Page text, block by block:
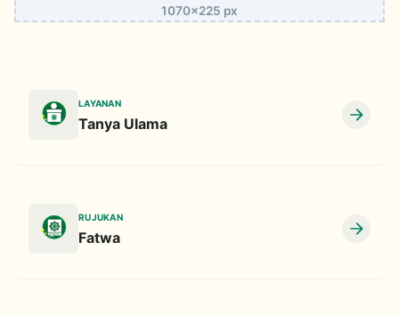
1070x225 px
LAYANAN
Tanya Ulama
RUJUKAN
Fatwa